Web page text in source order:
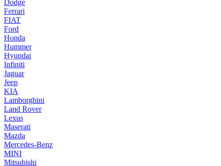
Dodge
Ferrari
FIAT
Ford
Honda
Hummer
Hyundai
Infiniti
Jaguar
Jeep
KIA
Lamborghini
Land Rover
Lexus
Maserati
Mazda
Mercedes-Benz
MINI
Mitsubishi